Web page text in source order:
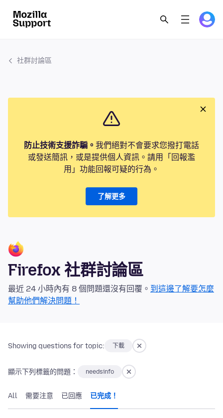
社群討論區
防止技術支援詐騙。 我們絕對不會要求您撥打電話
或發送簡訊，或是提供個人資訊。請用「回報濫
用」功能回報可疑的行為。
了解更多
Firefox 社群討論區
最近 24 小時內有 8 個問題還沒有回覆。 到這邊了解要怎麼
幫助他們解決問題！
Showing questions for topic: 下載
顯示下列標籤的問題： needsinfo
All 需要注意 已回應 已完成！